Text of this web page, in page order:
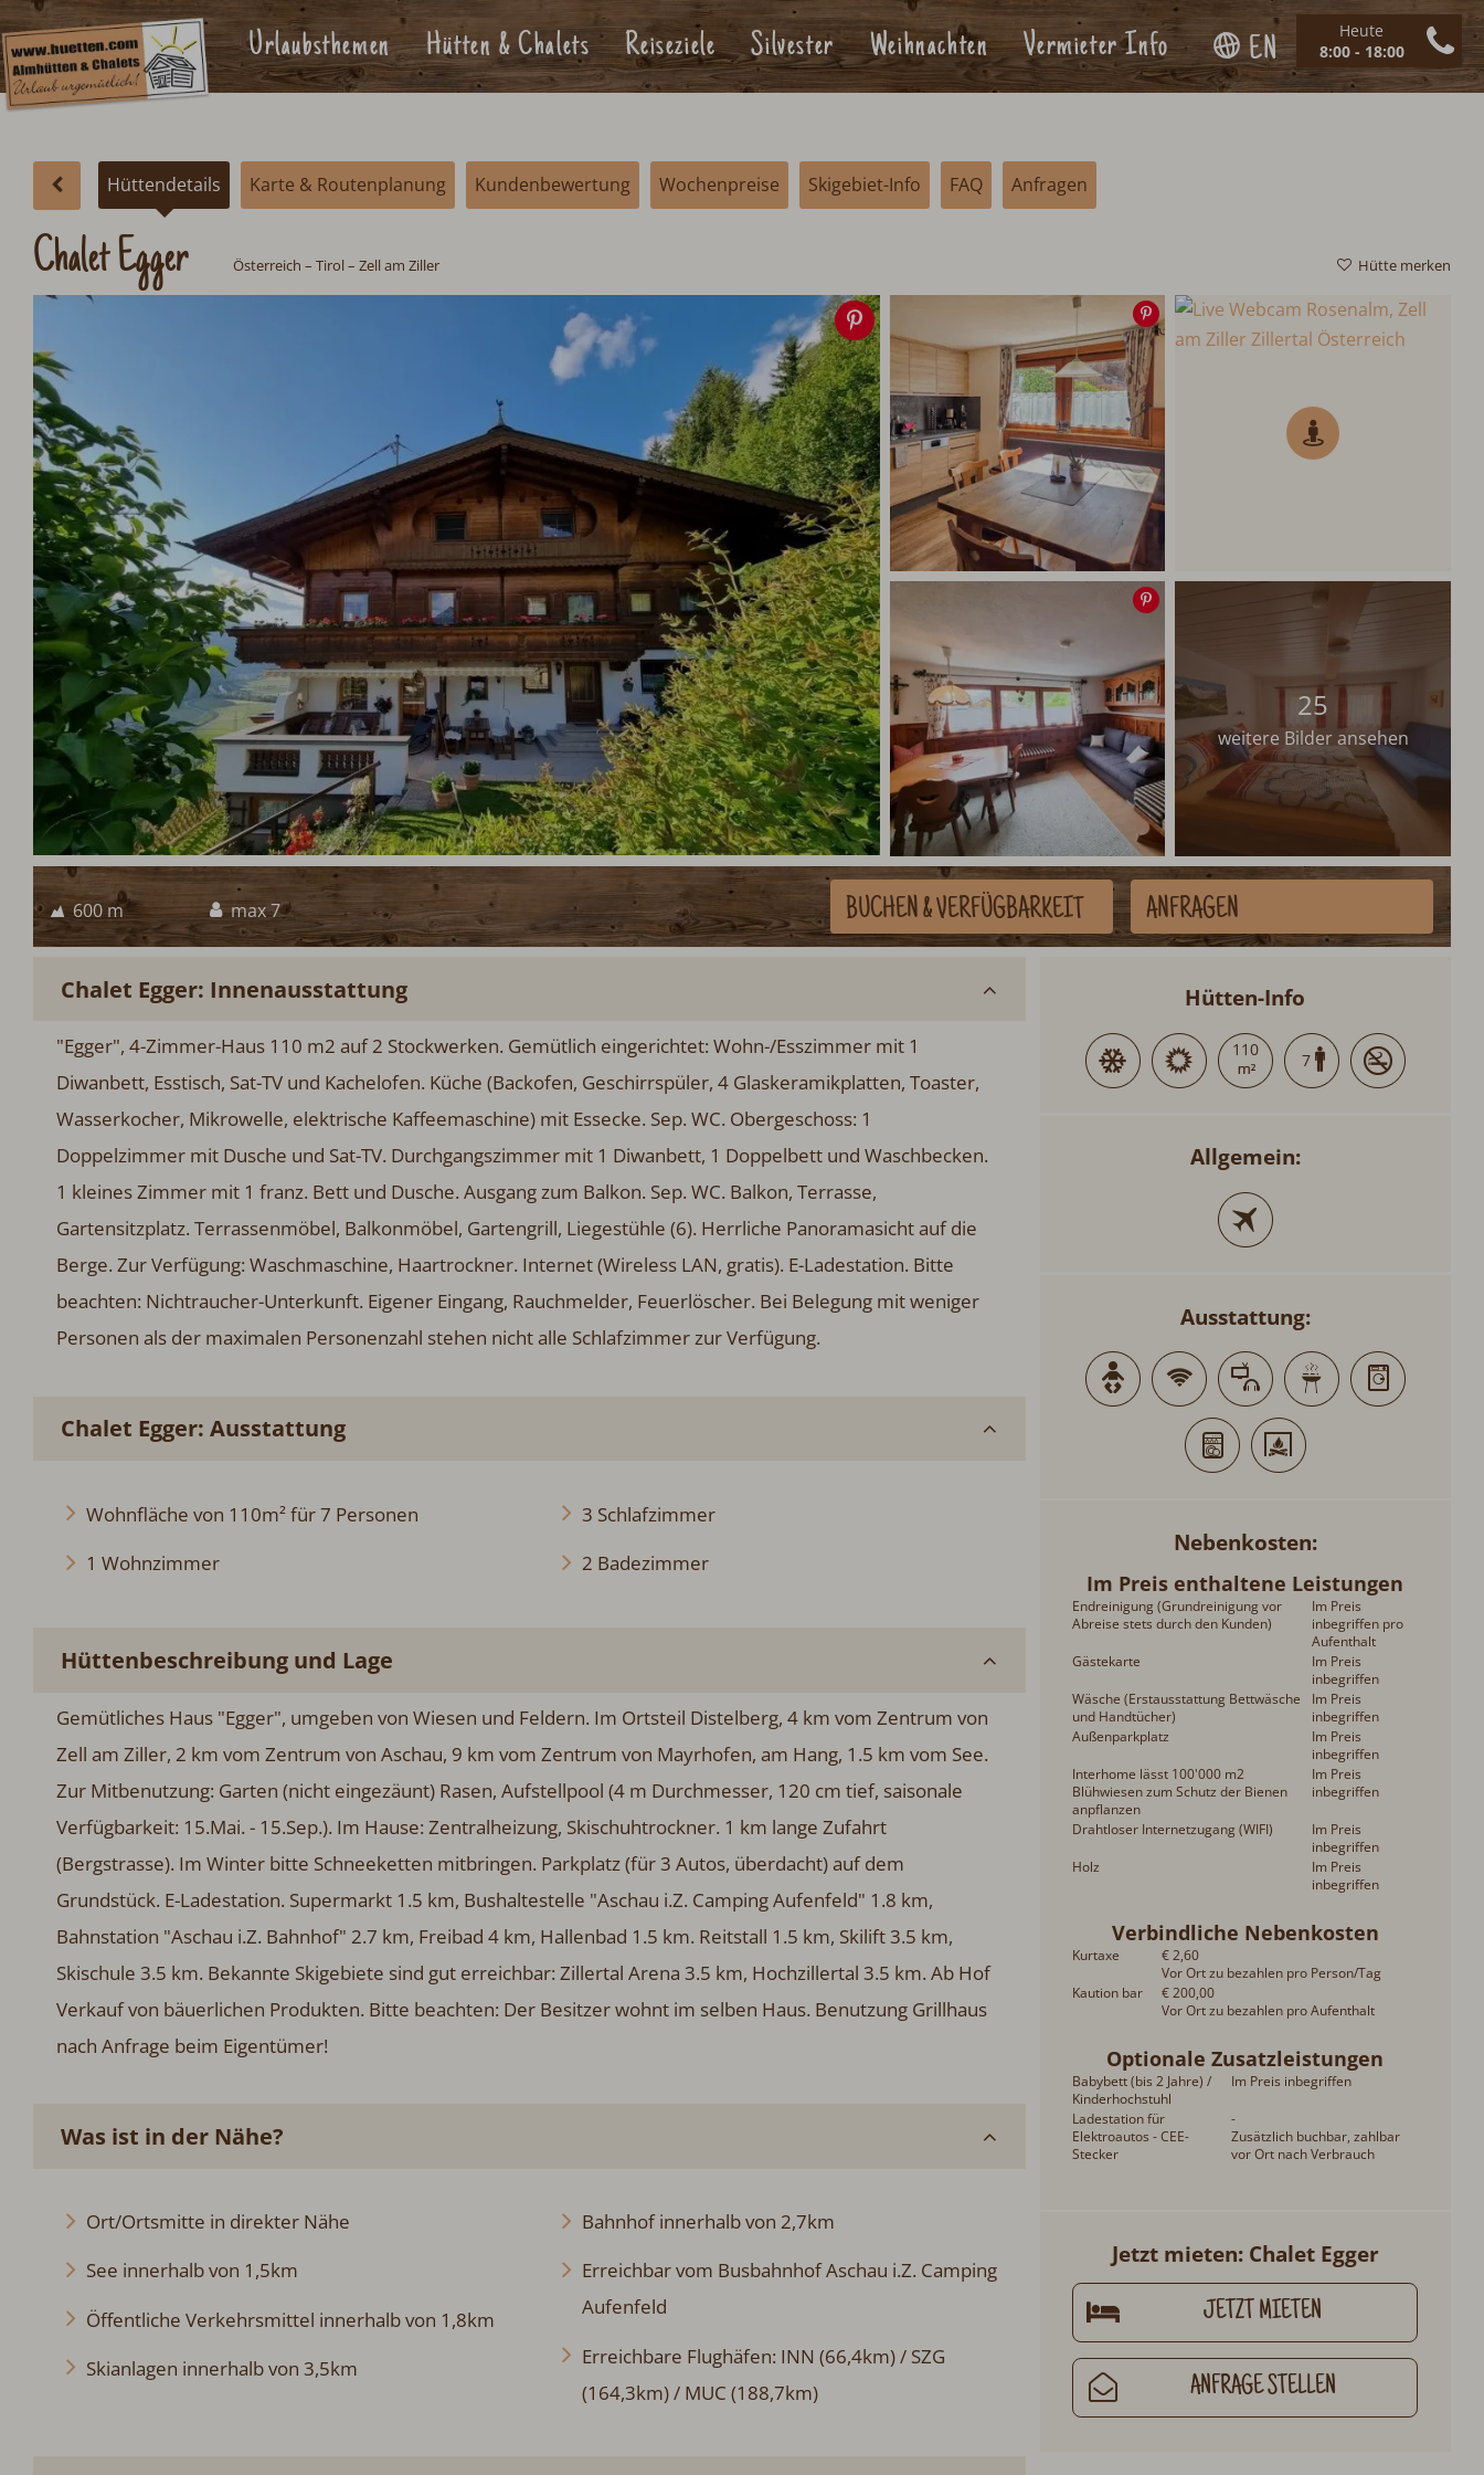
Heute
8:00 - 18:00
Urlaubsthemen Hütten & Chalets Reiseziele Silvester Weihnachten Vermieter Info EN
Hüttendetails Karte & Routenplanung Kundenbewertung Wochenpreise Skigebiet-Info FAQ Anfragen
Hütte merken
Chalet Egger Österreich – Tirol– Zell am Ziller
Speichern Speichern
25
weitere Bilder ansehen
600 m max 7 BUCHEN& VERFÜGBARKEIT ANFRAGEN
Chalet Egger: Innenausstattung
"Egger", 4-Zimmer-Haus 110 m2 auf 2 Stockwerken. Gemütlich eingerichtet: Wohn-/Esszimmer mit 1
Diwanbett, Esstisch, Sat-TV und Kachelofen. Küche (Backofen, Geschirrspüler, 4 Glaskeramikplatten, Toaster,
Wasserkocher, Mikrowelle, elektrische Kaffeemaschine) mit Essecke. Sep. WC. Obergeschoss: 1
Doppelzimmer mit Dusche und Sat-TV. Durchgangszimmer mit 1 Diwanbett, 1 Doppelbett und Waschbecken.
1 kleines Zimmer mit 1 franz. Bett und Dusche. Ausgang zum Balkon. Sep. WC. Balkon, Terrasse,
Gartensitzplatz. Terrassenmöbel, Balkonmöbel, Gartengrill, Liegestühle (6). Herrliche Panoramasicht auf die
Berge. Zur Verfügung: Waschmaschine, Haartrockner. Internet (Wireless LAN, gratis). E-Ladestation. Bitte
beachten: Nichtraucher-Unterkunft. Eigener Eingang, Rauchmelder, Feuerlöscher. Bei Belegung mit weniger
Personen als der maximalen Personenzahl stehen nicht alle Schlafzimmer zur Verfügung.
Chalet Egger: Ausstattung
Wohnfläche von 110m² für 7 Personen
1 Wohnzimmer
3 Schlafzimmer
2 Badezimmer
Hüttenbeschreibung und Lage
Gemütliches Haus "Egger", umgeben von Wiesen und Feldern. Im Ortsteil Distelberg, 4 km vom Zentrum von
Zell am Ziller, 2 km vom Zentrum von Aschau, 9 km vom Zentrum von Mayrhofen, am Hang, 1.5 km vom See.
Zur Mitbenutzung: Garten (nicht eingezäunt) Rasen, Aufstellpool (4 m Durchmesser, 120 cm tief, saisonale
Verfügbarkeit: 15.Mai. - 15.Sep.). Im Hause: Zentralheizung, Skischuhtrockner. 1 km lange Zufahrt
(Bergstrasse). Im Winter bitte Schneeketten mitbringen. Parkplatz (für 3 Autos, überdacht) auf dem
Grundstück. E-Ladestation. Supermarkt 1.5 km, Bushaltestelle "Aschau i.Z. Camping Aufenfeld" 1.8 km,
Bahnstation "Aschau i.Z. Bahnhof" 2.7 km, Freibad 4 km, Hallenbad 1.5 km. Reitstall 1.5 km, Skilift 3.5 km,
Skischule 3.5 km. Bekannte Skigebiete sind gut erreichbar: Zillertal Arena 3.5 km, Hochzillertal 3.5 km. Ab Hof
Verkauf von bäuerlichen Produkten. Bitte beachten: Der Besitzer wohnt im selben Haus. Benutzung Grillhaus
nach Anfrage beim Eigentümer!
Was ist in der Nähe?
Ort/Ortsmitte in direkter Nähe
See innerhalb von 1,5km
Öffentliche Verkehrsmittel innerhalb von 1,8km
Skianlagen innerhalb von 3,5km
Bahnhof innerhalb von 2,7km
Erreichbar vom Busbahnhof Aschau i.Z. Camping
Aufenfeld
Erreichbare Flughäfen: INN (66,4km) / SZG
(164,3km) / MUC (188,7km)
Hütten-Info
110
7
Allgemein:
Ausstattung:
Nebenkosten
Im Preis enthaltene Leistungen
Endreinigung (Grundreinigung vor
Abreise stets durch den Kunden)
Im Preis
inbegriffen pro
Aufenthalt
Gästekarte
Im Preis
inbegriffen
Wäsche (Erstausstattung Bettwäsche
und Handtücher)
Im Preis
inbegriffen
Außenparkplatz
Im Preis
inbegriffen
Interhome lässt 100'000 m2
Blühwiesen zum Schutz der Bienen
anpflanzen
Im Preis
inbegriffen
Drahtloser Internetzugang (WIFI)
Im Preis
inbegriffen
Holz
Im Preis
inbegriffen
Verbindliche Nebenkosten
Kurtaxe
€ 2,60
Vor Ort zu bezahlen pro Person/Tag
Kaution bar
€ 200,00
Vor Ort zu bezahlen pro Aufenthalt
Optionale Zusatzleistungen
Babybett (bis 2 Jahre) /
Kinderhochstuhl
Im Preis inbegriffen
Ladestation für
Elektroautos - CEE-
Stecker
-
Zusätzlich buchbar, zahlbar
vor Ort nach Verbrauch
Jetzt mieten: Chalet Egger
JETZT MIETEN
ANFRAGE STELLEN